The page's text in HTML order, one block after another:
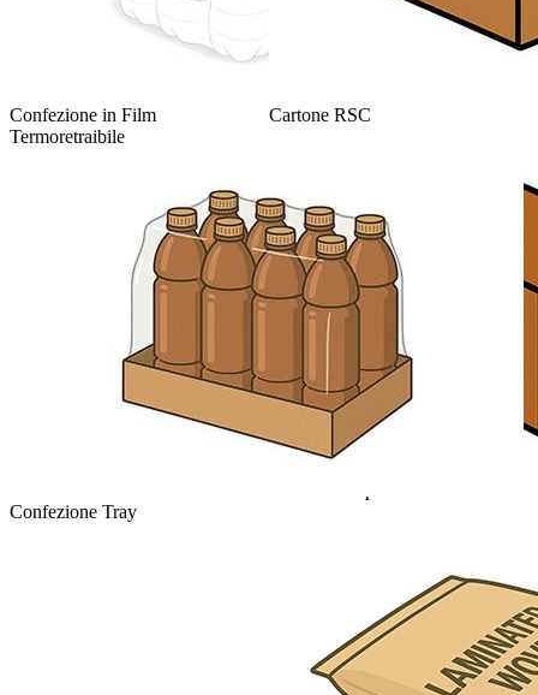
Confezione in Film
Termoretraibile
Cartone RSC
Confezione Tray